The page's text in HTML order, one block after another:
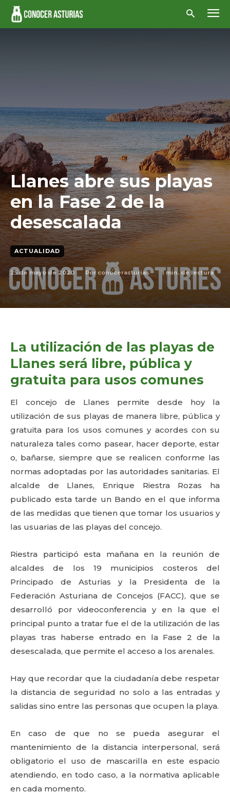
Llanes abre sus playas
en la Fase 2 de la
desescalada
ACTUALIDAD
25 de mayo de 2020 Por conocerasturias 1min. de lectura
La utilización de las playas de
Llanes será libre, pública y
gratuita para usos comunes
El concejo de Llanes permite desde hoy la
utilización de sus playas de manera libre, pública y
gratuita para los usos comunes y acordes con su
naturaleza tales como pasear, hacer deporte, estar
o, bañarse, siempre que se realicen conforme las
normas adoptadas por las autoridades sanitarias. El
alcalde de Llanes, Enrique Riestra Rozas ha
publicado esta tarde un Bando en el que informa
de las medidas que tienen que tomar los usuarios y
las usuarias de las playas del concejo.
Riestra participó esta mañana en la reunión de
alcaldes de los 19 municipios costeros del
Principado de Asturias y la Presidenta de la
Federación Asturiana de Concejos (FACC), que se
desarrolló por videoconferencia y en la que el
principal punto a tratar fue el de la utilización de las
playas tras haberse entrado en la Fase 2 de la
desescalada, que permite el acceso a los arenales.
Hay que recordar que la ciudadanía debe respetar
la distancia de seguridad no solo a las entradas y
salidas sino entre las personas que ocupen la playa.
En caso de que no se pueda asegurar el
mantenimiento de la distancia interpersonal, será
obligatorio el uso de mascarilla en este espacio
atendiendo, en todo caso, a la normativa aplicable
en cada momento.